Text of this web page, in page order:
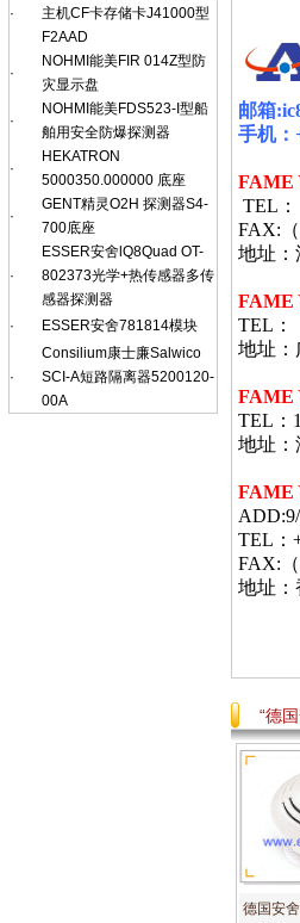
·
主机CF卡存储卡J41000型
F2AAD
·
NOHMI能美FIR 014Z型防
灾显示盘
·
NOHMI能美FDS523-I型船
舶用安全防爆探测器
·
HEKATRON
5000350.000000 底座
·
GENT精灵O2H 探测器S4-
700底座
·
ESSER安舍lQ8Quad OT-
802373光学+热传感器多传
感器探测器
·
ESSER安舍781814模块
·
Consilium康士廉Salwico
SCI-A短路隔离器5200120-
00A
邮箱
手机：
FAME
TEL
FAX: （
地址：
FAME
TEL ：
地址：
FAME
TEL：
地址：
FAME
ADD:9/
TEL：
FAX:
地址：
“德
德国安